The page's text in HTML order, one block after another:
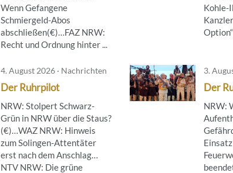
Wenn Gefangene
Schmiergeld-Abos
abschließen(€)…FAZ NRW:
Recht und Ordnung hinter ...
Kohle-
4. August 2026 · Nachrichten
Der Ruhrpilot
NRW: Stolpert Schwarz-
Grün in NRW über die Staus?
(€)…WAZ NRW: Hinweis
zum Solingen-Attentäter
erst nach dem Anschlag…
NTV NRW: Die grüne
3.
Der
NRW: